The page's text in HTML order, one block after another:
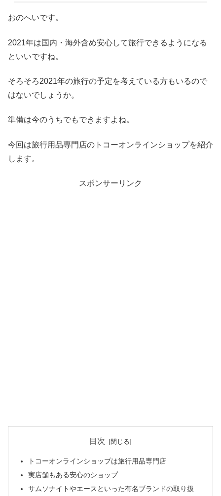
おのへいです。
2021年は国内・海外含め安心して旅行できるようになる
といいですね。
そろそろ2021年の旅行の予定を考えている方もいるので
はないでしょうか。
準備は今のうちでもできますよね。
今回は旅行用品専門店のトコーオンラインショップを紹介
します。
スポンサーリンク
目次
トコーオンラインショップは旅行用品専門店
実店舗もある安心のショップ
サムソナイトやエースといった有名ブランドの取り扱